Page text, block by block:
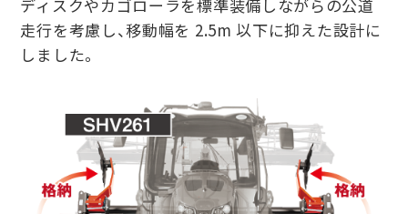
ディスクやカゴローラを標準装備しながらの公道
⾛⾏を考慮し、移動幅を 2.5m 以下に抑えた設計に
しました。